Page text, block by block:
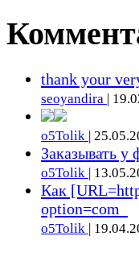
thank your
seoyandira |
o5Tolik |
Заказывать у
o5Tolik |
Как
option=com_
o5Tolik |